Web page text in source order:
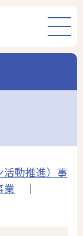
動推進）事
業 ｜